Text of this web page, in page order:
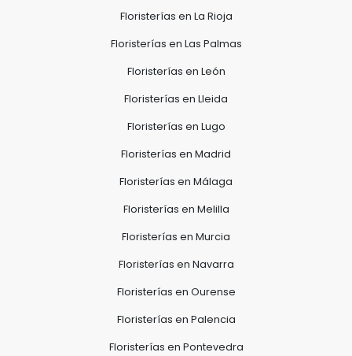
Floristerías en La Rioja
Floristerías en Las Palmas
Floristerías en León
Floristerías en Lleida
Floristerías en Lugo
Floristerías en Madrid
Floristerías en Málaga
Floristerías en Melilla
Floristerías en Murcia
Floristerías en Navarra
Floristerías en Ourense
Floristerías en Palencia
Floristerías en Pontevedra